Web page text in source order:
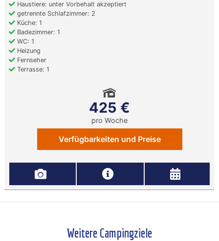
Haustiere: unter Vorbehalt akzeptiert
getrennte Schlafzimmer: 2
Küche: 1
Badezimmer: 1
WC: 1
Heizung
Fernseher
Terrasse: 1
425 €
pro Woche
Verfügbarkeiten und Preise
Weitere Campingziele